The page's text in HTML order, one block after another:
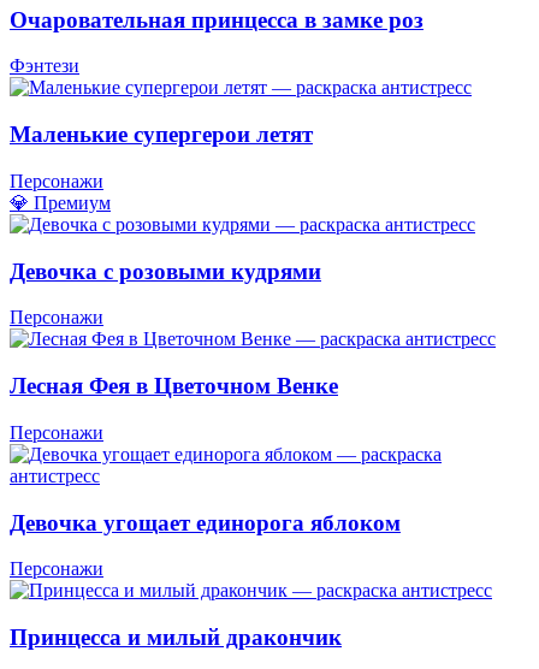
Очаровательная принцесса в замке роз
Фэнтези
Маленькие супергерои летят
Персонажи
💎 Премиум
Девочка с розовыми кудрями
Персонажи
Лесная Фея в Цветочном Венке
Персонажи
Девочка угощает единорога яблоком
Персонажи
Принцесса и милый дракончик